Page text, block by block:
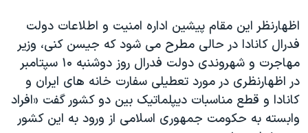
اظهارنظر این مقام پیشین اداره امنیت و اطلاعات دولت
فدرال کانادا در حالی مطرح می شود که جیسن کنی، وزیر
مهاجرت و شهروندی دولت فدرال روز دوشنبه ۱۰ سپتامبر
در اظهارنظری در مورد تعطیلی سفارت خانه های ایران و
کانادا و قطع مناسبات دیپلماتیک بین دو کشور گفت «افراد
وابسته به حکومت جمهوری اسلامی از ورود به این کشور